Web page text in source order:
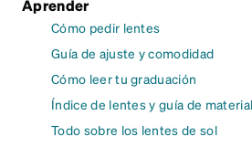
Aprender
Cómo pedir lentes
Guía de ajuste y comodidad
Cómo leer tu graduación
Índice de lentes y guía de
Todo sobre los lentes de sol